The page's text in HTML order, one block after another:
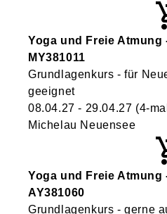
Yoga und Freie
MY381011
Grundlagenkurs - für
geeignet
08.04.27 - 29.04.27 (4-
Michelau Neuensee
Yoga und Freie
AY381060
Grundlagenkurs - gerne